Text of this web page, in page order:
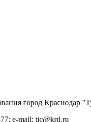
город Краснодар
e-mail: tic@krd.ru